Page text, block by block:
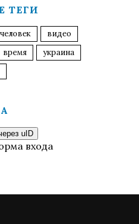
ТЕГИ
человек
видео
время
украина
uID
входа